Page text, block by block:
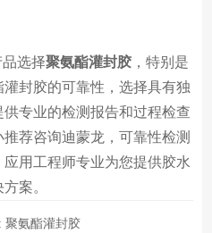
选择聚氨酯灌封胶 ，特别是
灌封胶的可靠性，选择具有独
专业的检测报告和过程检查
推荐咨询迪蒙龙，可靠性检测
用工程师专业为您提供胶水
案。
聚氨酯灌封胶